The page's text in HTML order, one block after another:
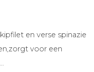
en verse spinazie
voor een